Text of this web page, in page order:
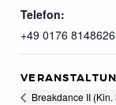
Telefon:
+49 0176
Breakdance II (Kin.